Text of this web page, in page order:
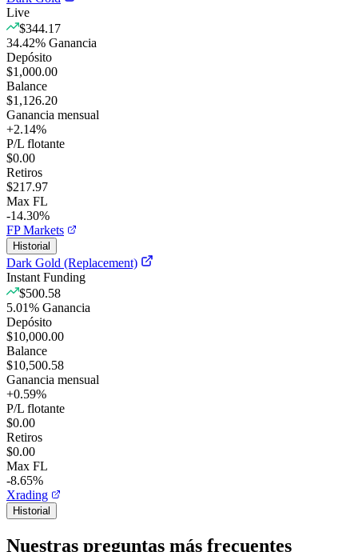
Live
$344.17
34.42% Ganancia
Depósito
$1,000.00
Balance
$1,126.20
Ganancia mensual
+2.14%
P/L flotante
$0.00
Retiros
$217.97
Max FL
-14.30%
FP Markets
Historial
Dark Gold (Replacement)
Instant Funding
$500.58
5.01% Ganancia
Depósito
$10,000.00
Balance
$10,500.58
Ganancia mensual
+0.59%
P/L flotante
$0.00
Retiros
$0.00
Max FL
-8.65%
Xrading
Historial
Nuestras preguntas más frecuentes